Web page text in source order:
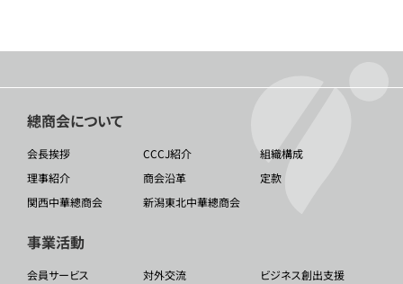
總商会について
会長挨拶 CCCJ紹介
組織構成
理事紹介
商会沿革
定款
関西中華總商会
新潟東北中華總商会
事業活動
会員サービス 対外交流
ビジネス創出支援